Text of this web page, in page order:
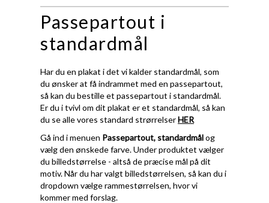
Passepartout i
standardmål
Har du en plakat i det vi kalder standardmål, som
du ønsker at få indrammet med en passepartout,
så kan du bestille et passepartout i standardmål.
Er du i tvivl om dit plakat er et standardmål, så kan
du se alle vores standard strørrelserHER
Gå ind i menuen Passepartout, standardmålog
vælg den ønskede farve. Under produktet vælger
du billedstørrelse - altså de præcise mål på dit
motiv. Når du har valgt billedstørrelsen, så kan du i
dropdown vælge rammestørrelsen, hvor vi
kommer med forslag.